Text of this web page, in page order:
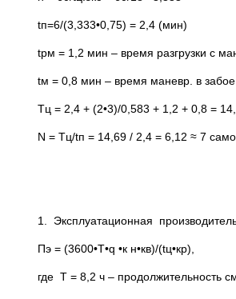
tп=6/(3,333•0,75) = 2,4 (мин)
tрм = 1,2 мин – время разгрузки с
tм = 0,8 мин – время маневр. в
Тц = 2,4 + (2•3)/0,583 + 1,2 + 0,8 =
N = Tц/tп = 14,69 / 2,4 = 6,12 ≈ 7
1. Эксплуатационная
Пэ = (3600•Т•q •к
где Т = 8,2 ч – продолжительность